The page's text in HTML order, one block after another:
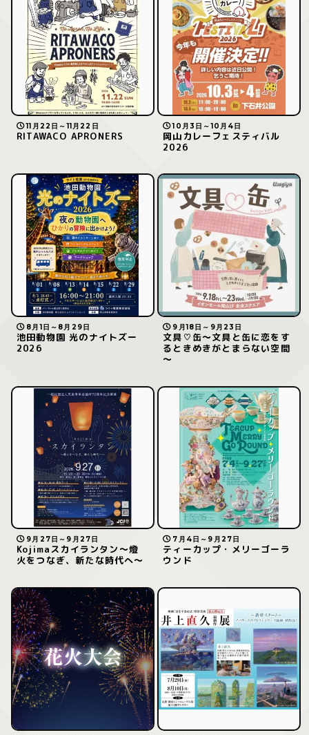
11月22日～11月22日
RITAWACO APRONERS
10月3日～10月4日
岡山カレーフェスティバル
2026
8月1日～8月29日
池田動物園 光のナイトズー
2026
9月18日～9月23日
文具♡缶～文具と缶に恋をす
るときめきがとまらない空間
～
9月27日～9月27日
Kojimaスカイランタン〜燈
火をつなぎ、新たな時代へ〜
7月4日～9月27日
ティーカップ・メリーゴーラ
ウンド